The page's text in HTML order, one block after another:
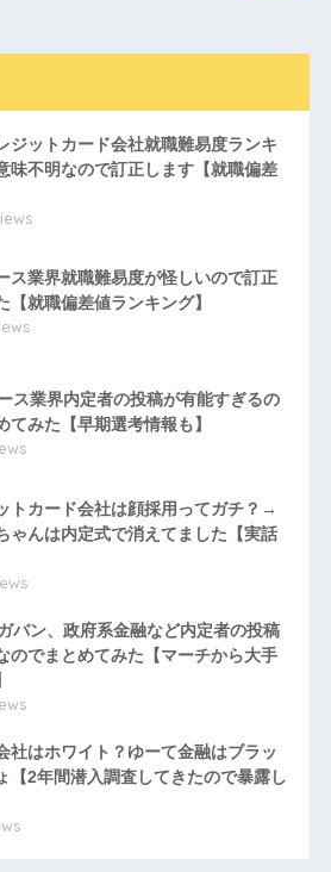
ジットカード会社就職難易度ランキ
味不明なので訂正します【就職偏差
ス業界就職難易度が怪しいので訂正
【就職偏差値ランキング】
ス業界内定者の投稿が有能すぎるの
てみた【早期選考情報も】
トカード会社は顔採用ってガチ？→
ゃんは内定式で消えてました【実話
バン、政府系金融など内定者の投稿
のでまとめてみた【マーチから大手
社はホワイト？ゆーて金融はブラッ
【2年間潜入調査してきたので暴露し